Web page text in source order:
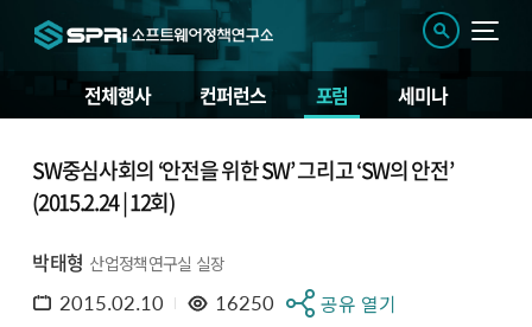
전체행사 컨퍼런스 포럼 세미나
SW중심사회의 ‘안전을 위한 SW’ 그리고 ‘SW의 안전’
(2015.2.24 | 12회)
박태형 산업정책연구실 실장
2015.02.10 16250
공유 열기